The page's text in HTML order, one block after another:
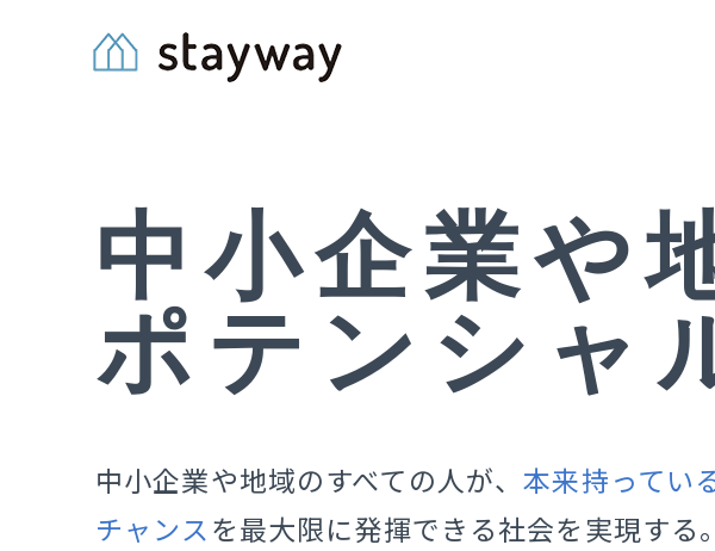
中小企業や
ポテンシャ
中小企業や地域のすべての人が、本来持ってい
チャンスを最大限に発揮できる社会を実現する。